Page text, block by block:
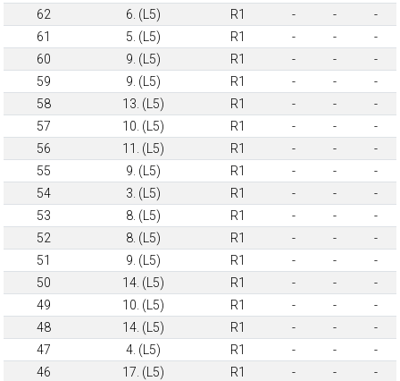
62
6. (L5) R1 - -
-
61
5. (L5) R1 - -
-
60
9. (L5) R1 - -
-
59
9. (L5) R1 - -
-
58
13. (L5) R1 - -
-
57
10. (L5) R1 - -
-
56
11. (L5) R1 - -
-
55
9. (L5) R1 - -
-
54
3. (L5) R1 - -
-
53
8. (L5) R1 - -
-
52
8. (L5) R1 - -
-
51
9. (L5) R1 - -
-
50
14. (L5) R1 - -
-
49
10. (L5) R1 - -
-
48
14. (L5) R1 - -
-
47
4. (L5) R1 - -
-
46
17. (L5) R1 - -
-